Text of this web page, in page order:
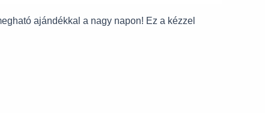
ajándékkal a nagy napon! Ez a kézzel